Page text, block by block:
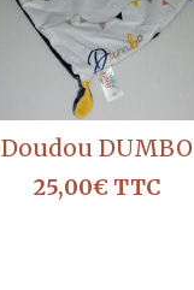
Doudou DUMBO
25,00€ TTC